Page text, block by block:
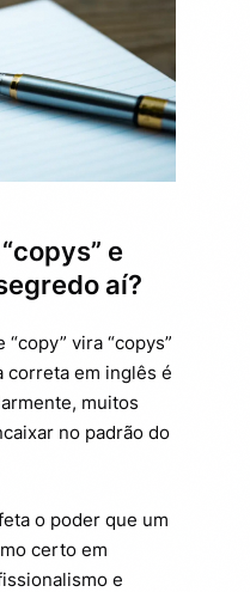
e
aí?
vira “copys”
correta em inglês é
muitos
no padrão do
o poder que um
certo em
e